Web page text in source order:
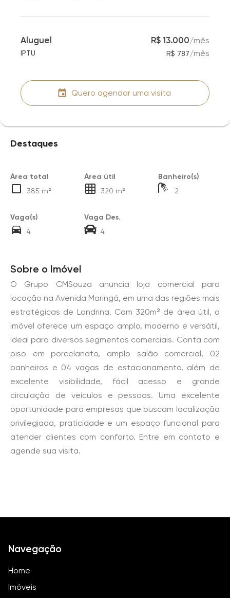
Aluguel R$ 13.000/mês
IPTU R$ 787/mês
Quero agendar uma visita
Destaques
Área total
385 m²
Área útil
320 m²
Banheiro(s)
2
Vaga(s)
4
Vaga Des.
4
Sobre o Imóvel
O Grupo CMSouza anuncia loja comercial para
locação na Avenida Maringá, em uma das regiões mais
estratégicas de Londrina. Com 320m² de área útil, o
imóvel oferece um espaço amplo, moderno e versátil,
ideal para diversos segmentos comerciais. Conta com
piso em porcelanato, amplo salão comercial, 02
banheiros e 04 vagas de estacionamento, além de
excelente visibilidade, fácil acesso e grande
circulação de veículos e pessoas. Uma excelente
oportunidade para empresas que buscam localização
privilegiada, praticidade e um espaço funcional para
atender clientes com conforto. Entre em contato e
agende sua visita.
Navegação
Home
Imóveis